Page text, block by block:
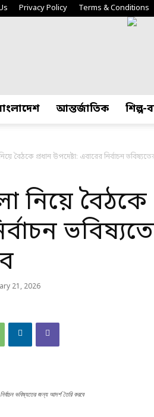
Privacy Policy Terms & Conditions
আন্তর্জাতিক শিল্প-
বৈঠকে প্রধান উপদেষ্টা: এবারের নির্বাচন
বৈঠকে
21, 2026
ভবিষ্যতের জন্য আদর্শ তৈরি করবে